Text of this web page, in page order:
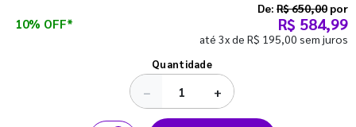
10% OFF*
De: R$ 650,00 por
R$ 584,99
até 3x de R$ 195,00 sem juros
Quantidade
− +